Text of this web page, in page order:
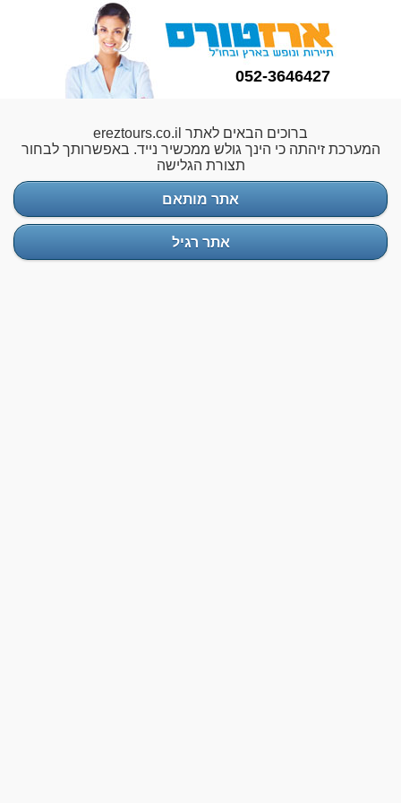
052-3646427
ברוכים הבאים לאתר ereztours.co.il
המערכת זיהתה כי הינך גולש ממכשיר נייד. באפשרותך לבחור
תצורת הגלישה
אתר מותאם
אתר רגיל